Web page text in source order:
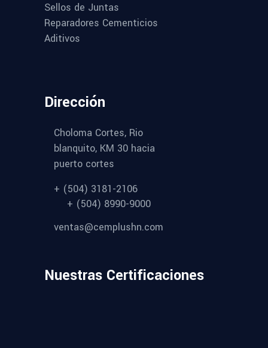
Sellos de Juntas
Reparadores Cementicios
Aditivos
Dirección
Choloma Cortes, Rio
blanquito, KM 30 hacia
puerto cortes
+ (504) 3181-2106
+ (504) 8990-9000
ventas@cemplushn.com
Nuestras Certificaciones